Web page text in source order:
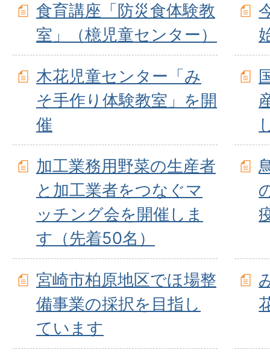
食育講座「防災食体験教
室」（檍児童センター）
木花児童センター「み
そ手作り体験教室」を開
催
加工業務用野菜の生産者
と加工業者をつなぐマ
ッチング会を開催しま
す（先着50名）
宮崎市柏原地区でほ場整
備事業の採択を目指し
ています